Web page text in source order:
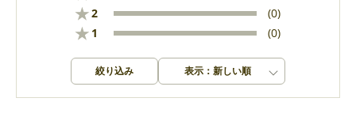
★2 (0)
★ 1 (0)
絞り込み 表示：新しい順